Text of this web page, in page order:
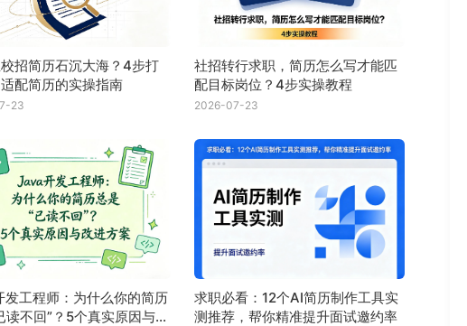
招简历石沉大海？4步打
配简历的实操指南
23
社招转行求职，简历怎么写才能匹
配目标岗位？4步实操教程
2026-07-23
工程师：为什么你的简历
读不回”？5个真实原因与改
求职必看：12个AI简历制作工具实
测推荐，帮你精准提升面试邀约率